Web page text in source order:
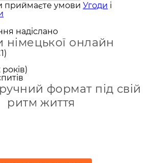
приймаєте умови Угоди і
надіслано
німецької онлайн
років)
формат під свій
ритм життя